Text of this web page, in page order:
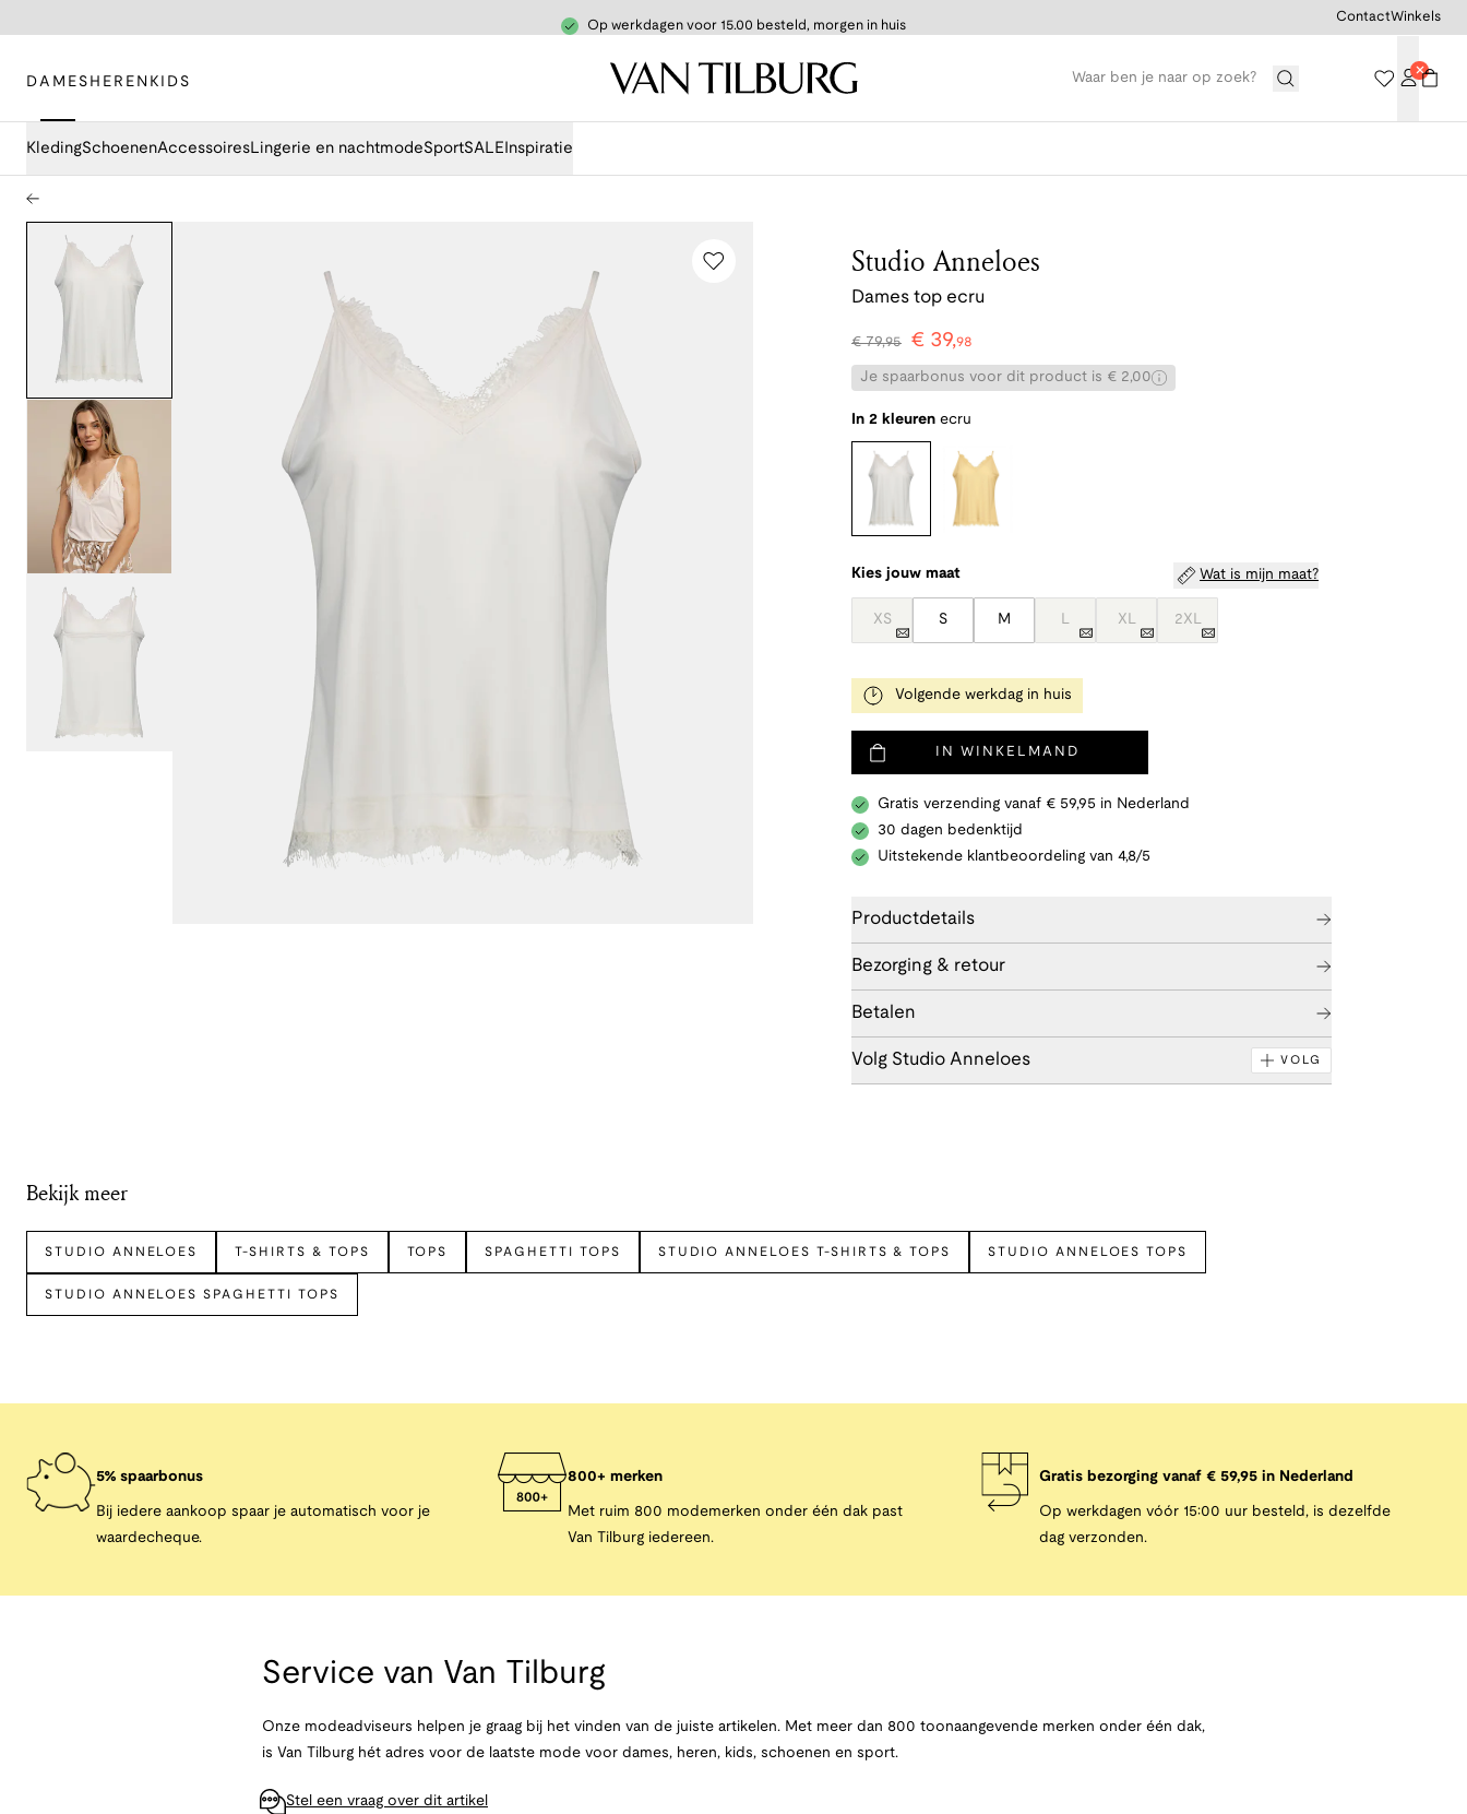
Op werkdagen voor 15.00 besteld, morgen in huis
DAMES HEREN KIDS
KledingSchoenenAccessoiresLingerie en nachtmodeSportSALE Inspiratie
ContactWinkels
Studio Anneloes
Dames top ecru
€79,95 € 39,98
Je spaarbonus voor dit product is € 2,00
In 2 kleuren ecru
Kies jouw maat Wat is mijn maat?
XS S M L XL 2XL
Volgende werkdag in huis
IN WINKELMAND
Gratis verzending vanaf € 59,95 in Nederland
30 dagen bedenktijd
Uitstekende klantbeoordeling van 4,8/5
Productdetails
Bezorging & retour
Betalen
Volg Studio Anneloes VOLG
Bekijk meer
STUDIO ANNELOES T-SHIRTS & TOPS TOPS SPAGHETTI TOPS STUDIO ANNELOES T-SHIRTS & TOPS STUDIO ANNELOES TOPS
STUDIO ANNELOES SPAGHETTI TOPS
5% spaarbonus
Bij iedere aankoop spaar je automatisch voor je
waardecheque.
800+ merken
Met ruim 800 modemerken onder één dak past
Van Tilburg iedereen.
Gratis bezorging vanaf € 59,95 in Nederland
Op werkdagen vóór 15:00 uur besteld, is dezelfde
dag verzonden.
Service van Van Tilburg
Onze modeadviseurs helpen je graag bij het vinden van de juiste artikelen. Met meer dan 800 toonaangevende merken onder één dak,
is Van Tilburg hét adres voor de laatste mode voor dames, heren, kids, schoenen en sport.
Stel een vraag over dit artikel